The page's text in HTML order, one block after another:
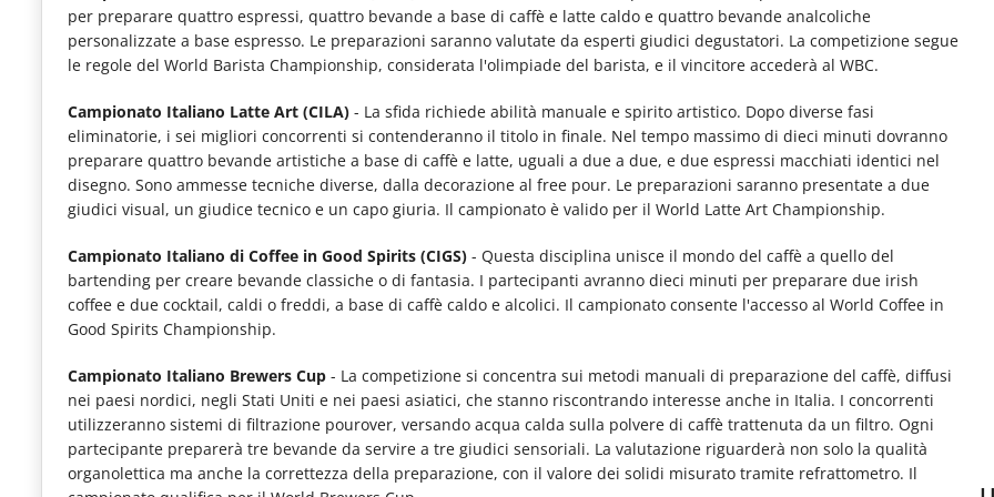
le
novità
comparto
Horeca.
per preparare quattro espressi, quattro bevande a base di caffè e latte caldo e quattro bevande analcoliche
personalizzate a base espresso. Le preparazioni saranno valutate da esperti giudici degustatori. La competizione segue
le regole del World Barista Championship, considerata l'olimpiade del barista, e il vincitore accederà al WBC.
Campionato Italiano Latte Art (CILA) - La sfida richiede abilità manuale e spirito artistico. Dopo diverse fasi
eliminatorie, i sei migliori concorrenti si contenderanno il titolo in finale. Nel tempo massimo di dieci minuti dovranno
preparare quattro bevande artistiche a base di caffè e latte, uguali a due a due, e due espressi macchiati identici nel
disegno. Sono ammesse tecniche diverse, dalla decorazione al free pour. Le preparazioni saranno presentate a due
giudici visual, un giudice tecnico e un capo giuria. Il campionato è valido per il World Latte Art Championship.
Campionato Italiano di Coffee in Good Spirits (CIGS) - Questa disciplina unisce il mondo del caffè a quello del
bartending per creare bevande classiche o di fantasia. I partecipanti avranno dieci minuti per preparare due irish
coffee e due cocktail, caldi o freddi, a base di caffè caldo e alcolici. Il campionato consente l'accesso al World Coffee in
Good Spirits Championship.
Campionato Italiano Brewers Cup - La competizione si concentra sui metodi manuali di preparazione del caffè, diffusi
nei paesi nordici, negli Stati Uniti e nei paesi asiatici, che stanno riscontrando interesse anche in Italia. I concorrenti
utilizzeranno sistemi di filtrazione pourover, versando acqua calda sulla polvere di caffè trattenuta da un filtro. Ogni
partecipante preparerà tre bevande da servire a tre giudici sensoriali. La valutazione riguarderà non solo la qualità
organolettica ma anche la correttezza della preparazione, con il valore dei solidi misurato tramite refrattometro. Il